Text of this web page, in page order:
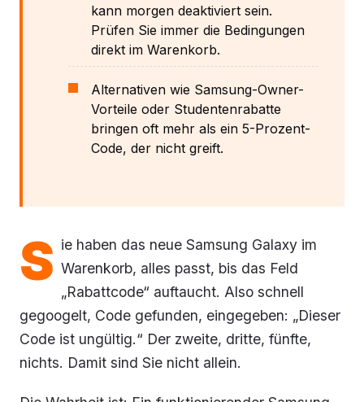
kann morgen deaktiviert sein.
Prüfen Sie immer die Bedingungen
direkt im Warenkorb.
Alternativen wie Samsung-Owner-
Vorteile oder Studentenrabatte
bringen oft mehr als ein 5-Prozent-
Code, der nicht greift.
S ie haben das neue Samsung Galaxy im
Warenkorb, alles passt, bis das Feld
„Rabattcode“ auftaucht. Also schnell
gegoogelt, Code gefunden, eingegeben: „Dieser
Code ist ungültig.“ Der zweite, dritte, fünfte,
nichts. Damit sind Sie nicht allein.